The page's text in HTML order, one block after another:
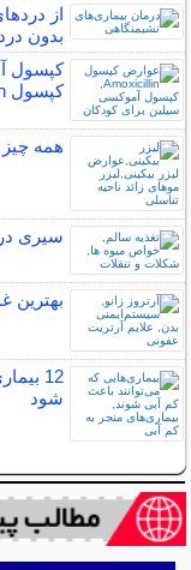
از
بدون
کپسول
کپسول Amoxicillin
همه چیز
سیری
بهترین
12
شود